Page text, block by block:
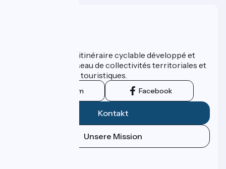
ViaRhôna est un itinéraire cyclable développé et
promu par un réseau de collectivités territoriales et
leurs institutions touristiques.
Instagram Facebook
Kontakt
Unsere Mission